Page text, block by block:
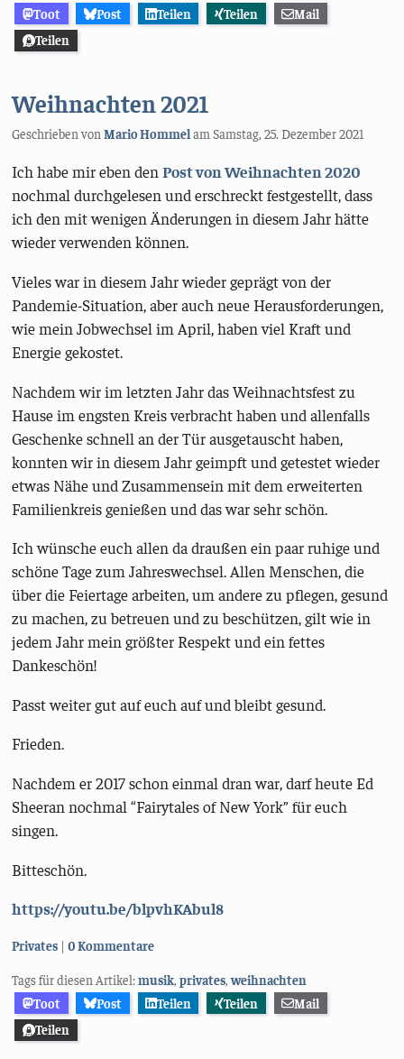
Toot
Post Teilen Teilen
Mail
Teilen
Weihnachten 2021
Geschrieben vonMario HommelamSamstag, 25. Dezember 2021
Ich habe mir eben denPost von Weihnachten 2020
nochmal durchgelesen und erschreckt festgestellt, dass
ich den mit wenigen Änderungen in diesem Jahr hätte
wieder verwenden können.
Vieles war in diesem Jahr wieder geprägt von der
Pandemie-Situation, aber auch neue Herausforderungen,
wie mein Jobwechsel im April, haben viel Kraft und
Energie gekostet.
Nachdem wir im letzten Jahr das Weihnachtsfest zu
Hause im engsten Kreis verbracht haben und allenfalls
Geschenke schnell an der Tür ausgetauscht haben,
konnten wir in diesem Jahr geimpft und getestet wieder
etwas Nähe und Zusammensein mit dem erweiterten
Familienkreis genießen und das war sehr schön.
Ich wünsche euch allen da draußen ein paar ruhige und
schöne Tage zum Jahreswechsel. Allen Menschen, die
über die Feiertage arbeiten, um andere zu pflegen, gesund
zu machen, zu betreuen und zu beschützen, gilt wie in
jedem Jahr mein größter Respekt und ein fettes
Dankeschön!
Passt weiter gut auf euch auf und bleibt gesund.
Frieden.
Nachdem er 2017 schon einmal dran war, darf heute Ed
Sheeran nochmal “Fairytales of New York” für euch
singen.
Bitteschön.
https://youtu.be/blpvhKAbul8
Kategorien:
Privates 0 Kommentare
Tags für diesen Artikel:musik,privates,weihnachten
Toot
Post Teilen Teilen
Mail
Teilen